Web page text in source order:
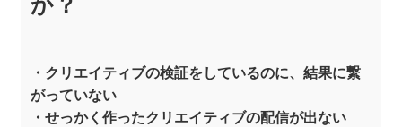
・クリエイティブの検証をしているのに、結果に繋
がっていない
・せっかく作ったクリエイティブの配信が出ない